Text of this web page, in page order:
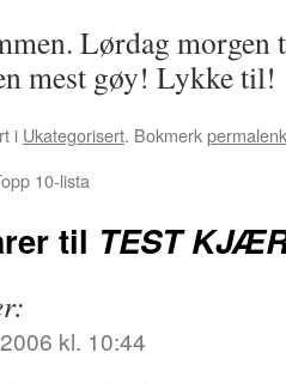
Lørdag
mest gøy! Lykke til!
i Ukategorisert. Bokmerk
10-lista
til TEST
kl. 10:44